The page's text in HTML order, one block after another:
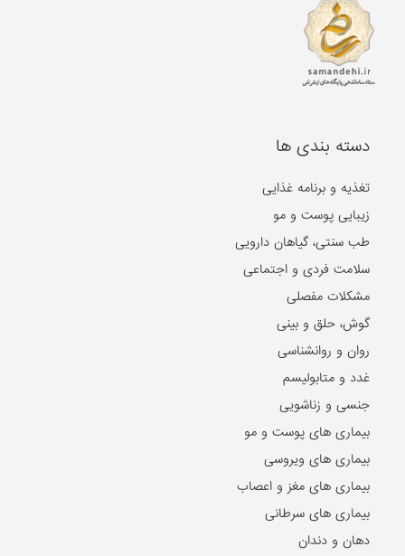
دسته بندی ها
تغذیه و برنامه غذایی
زیبایی پوست و مو
طب سنتی، گیاهان دارویی
سلامت فردی و اجتماعی
مشکلات مفصلی
گوش، حلق و بینی
روان و روانشناسی
غدد و متابولیسم
جنسی و زناشویی
بیماری های پوست و مو
بیماری های ویروسی
بیماری های مغز و اعصاب
بیماری های سرطانی
دهان و دندان